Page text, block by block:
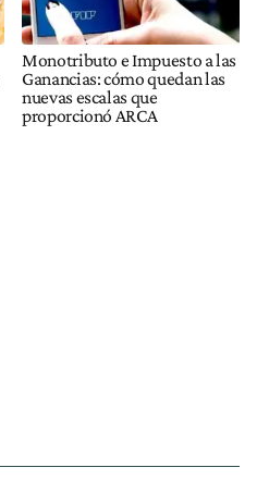
Monotributo e Impuesto a las
Ganancias: cómo quedan las
nuevas escalas que
proporcionó ARCA